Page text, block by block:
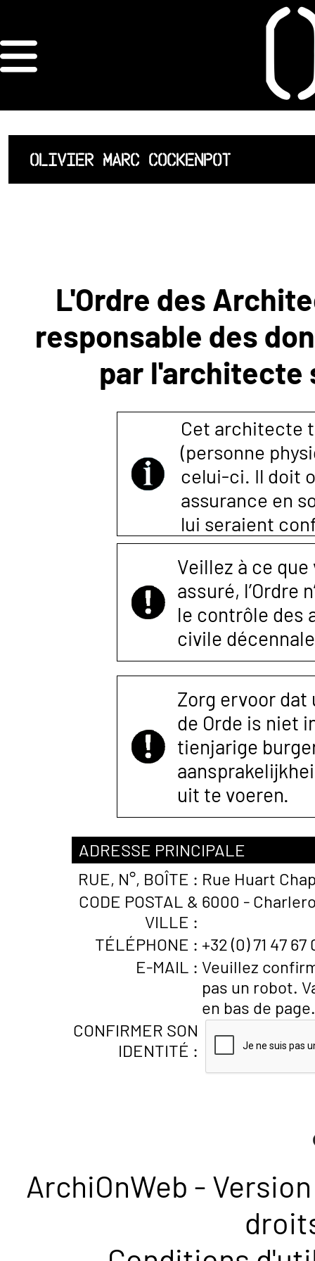
ORDRE DES
ARCHITECTES
ACCUEIL
LISTE DES
ANNEXE 4 CODT
CONTACTER
OLIVIER MARC COCKENPOT
L'Ordre des
responsable des
par l'architecte
Cet architecte
(personne
celui-ci. Il doit
assurance en
lui seraient
Veillez à ce
assuré, l’Ordre
le contrôle des
civile
Zorg ervoor
de Orde is niet
tienjarige
uit te voeren.
ADRESSE PRINCIPALE
RUE, N°, BOÎTE : Rue Huart
CODE POSTAL &
VILLE :
6000 -
TÉLÉPHONE : +32 (0) 71 47 67
E-MAIL : Veuillez
pas un robot.
en bas de page.
CONFIRMER SON
IDENTITÉ :
ArchiOnWeb -